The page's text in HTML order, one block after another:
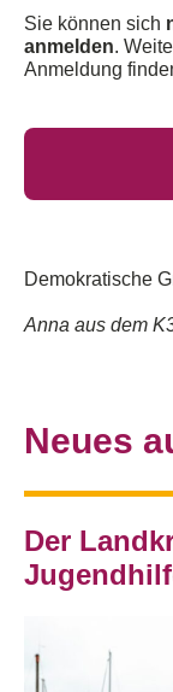
Sie können sich
anmelden.
Anmeldung
Demokratische
Anna aus dem
Neues
Der